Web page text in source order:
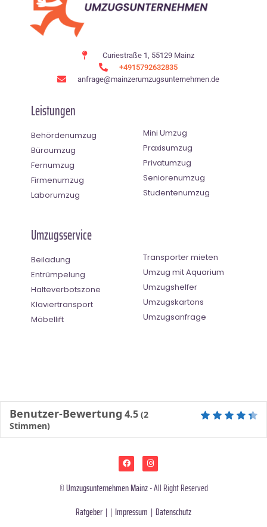
Curiestraße 1, 55129 Mainz
+4915792632835
anfrage@mainzerumzugsunternehmen.de
Leistungen
Behördenumzug
Büroumzug
Fernumzug
Firmenumzug
Laborumzug
Mini Umzug
Praxisumzug
Privatumzug
Seniorenumzug
Studentenumzug
Umzugsservice
Beiladung
Entrümpelung
Halteverbotszone
Klaviertransport
Möbellift
Transporter mieten
Umzug mit Aquarium
Umzugshelfer
Umzugskartons
Umzugsanfrage
Benutzer-Bewertung 4.5 (2
Stimmen)
©Umzugsunternehmen Mainz- All Right Reserved
Ratgeber | | Impressum | Datenschutz